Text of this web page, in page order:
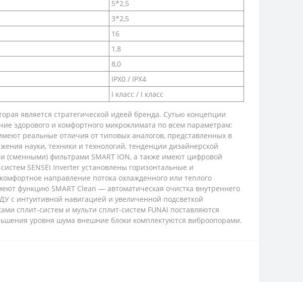
5*2,5
3*2,5
16
1,8
8,0
IPX0 / IPX4
I класс / I класс
является стратегической идеей бренда. Сутью концепции
здорового и комфортного микроклимата по всем параметрам:
реальные отличия от типовых аналогов, представленных в
науки, техники и технологий, тенденции дизайнерской
(сменными) фильтрами SMART ION, а также имеют цифровой
SENSEI Inverter установлены горизонтальные и
направление потока охлажденного или теплого
функцию SMART Clean — автоматическая очистка внутреннего
с интуитивной навигацией и увеличенной подсветкой
сплит-систем и мульти сплит-систем FUNAI поставляются
уровня шума внешние блоки комплектуются виброопорами.